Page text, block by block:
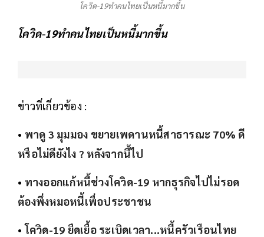
โควิด-19ทำคนไทยเป็นหนี้มากขึ้น
โควิด-19ทำคนไทยเป็นหนี้มากขึ้น
ข่าวที่เกี่ยวข้อง :
• พาดู 3 มุมมอง ขยายเพดานหนี้สาธารณะ 70% ดี
หรือไม่ดียังไง ? หลังจากนี้ไป
• ทางออกแก้หนี้ช่วงโควิด-19 หากธุรกิจไปไม่รอด
ต้องพึ่งหมอหนี้เพื่อประชาชน
•โควิด-19 ยืดเยื้อ ระเบิดเวลา...หนี้ครัวเรือนไทย